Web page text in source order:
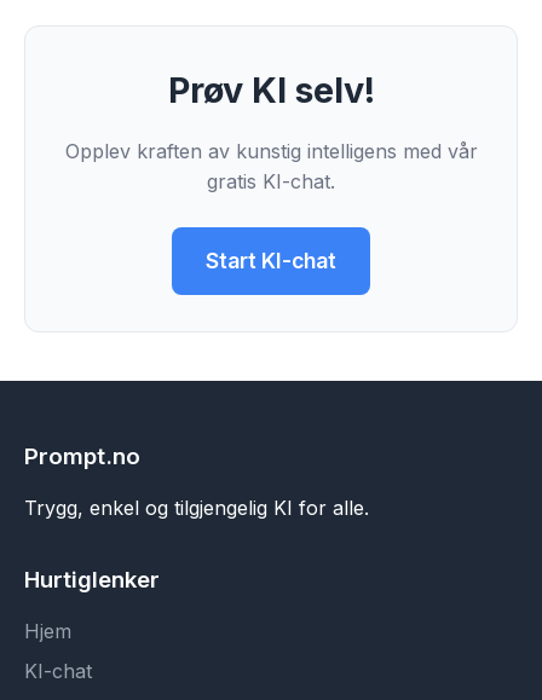
Prøv KI selv!
Opplev kraften av kunstig intelligens med vår
gratis KI-chat.
Start KI-chat
Prompt.no
Trygg, enkel og tilgjengelig KI for alle.
Hurtiglenker
Hjem
KI-chat